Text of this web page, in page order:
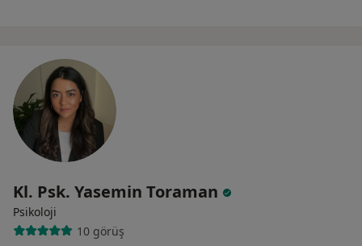
Kl. Psk. Yasemin Toraman
Psikoloji
10 görüş